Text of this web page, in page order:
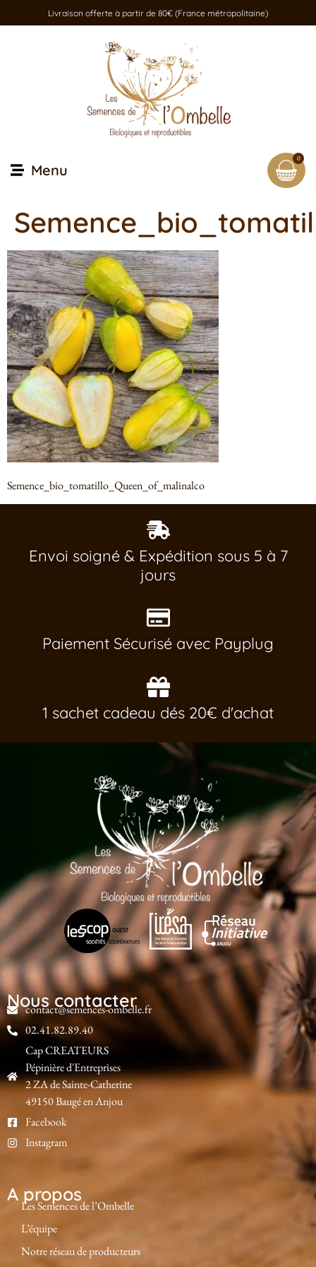
Livraison offerte à partir de 80€ (France métropolitaine)
Menu
0
Semence_bio_tomatillo_Queen_of_malinalco
Envoi soigné & Expédition sous 5 à 7
jours
Paiement Sécurisé avec Payplug
1 sachet cadeau dés 20€ d'achat
Nous contacter
contact@semences-ombelle.fr
02.41.82.89.40
Cap CREATEURS
Pépinière d'Entreprises
2 ZA de Sainte-Catherine
49150 Baugé en Anjou
Facebook
Instagram
A propos
Les Semences de l’Ombelle
L’équipe
Notre réseau de producteurs